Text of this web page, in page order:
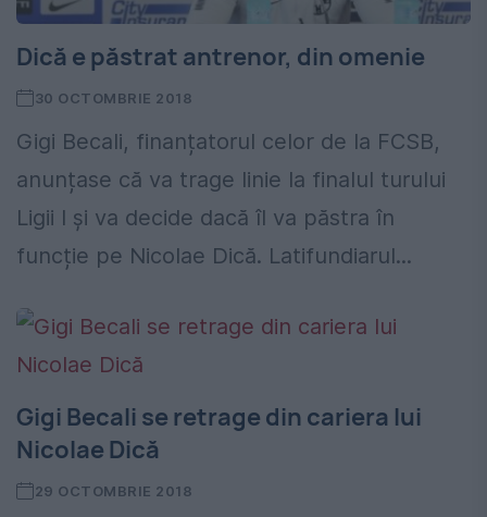
Dică e păstrat antrenor, din omenie
30 OCTOMBRIE 2018
Gigi Becali, finanțatorul celor de la FCSB,
anunțase că va trage linie la finalul turului
Ligii I și va decide dacă îl va păstra în
funcție pe Nicolae Dică. Latifundiarul...
Gigi Becali se retrage din cariera lui
Nicolae Dică
29 OCTOMBRIE 2018